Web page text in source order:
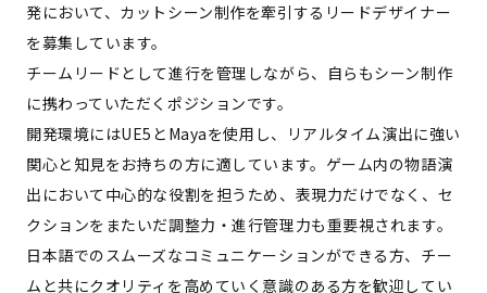
発において、カットシーン制作を牽引するリードデザイナー
を募集しています。
チームリードとして進行を管理しながら、自らもシーン制作
に携わっていただくポジションです。
開発環境にはUE5とMayaを使用し、リアルタイム演出に強い
関心と知見をお持ちの方に適しています。ゲーム内の物語演
出において中心的な役割を担うため、表現力だけでなく、セ
クションをまたいだ調整力・進行管理力も重要視されます。
日本語でのスムーズなコミュニケーションができる方、チー
ムと共にクオリティを高めていく意識のある方を歓迎してい